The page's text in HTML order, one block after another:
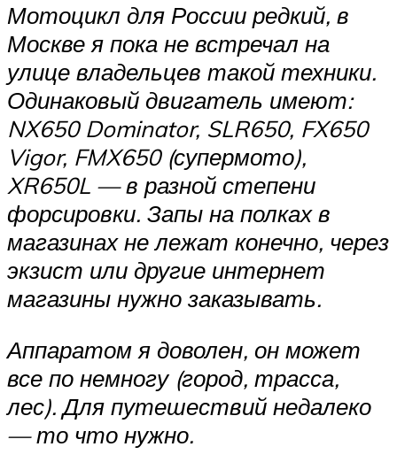
Мотоцикл для России редкий, в
Москве я пока не встречал на
улице владельцев такой техники.
Одинаковый двигатель имеют:
NX650 Dominator, SLR650, FX650
Vigor, FMX650 (супермото),
XR650L — в разной степени
форсировки. Запы на полках в
магазинах не лежат конечно, через
экзист или другие интернет
магазины нужно заказывать.
Аппаратом я доволен, он может
все по немногу (город, трасса,
лес). Для путешествий недалеко
— то что нужно.